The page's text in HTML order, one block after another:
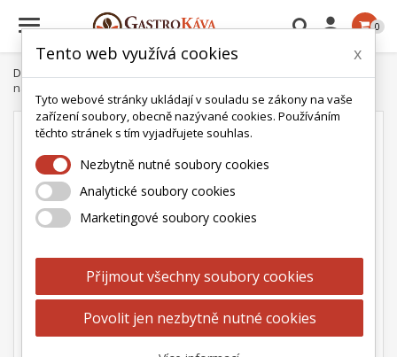
 0
Domů
nápoj 450g v dóze
Tento web využívá cookies x
Tyto webové stránky ukládají v souladu se zákony na vaše
zařízení soubory, obecně nazývané cookies. Používáním
těchto stránek s tím vyjadřujete souhlas.
Nezbytně nutné soubory cookies
Analytické soubory cookies
Marketingové soubory cookies
Přijmout všechny soubory cookies
Povolit jen nezbytně nutné cookies